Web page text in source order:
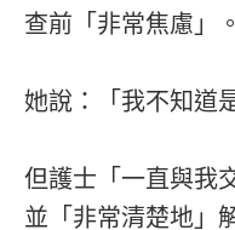
查前「非常焦慮」。
她說：「我不知道
但護士「一直與我
並「非常清楚地」